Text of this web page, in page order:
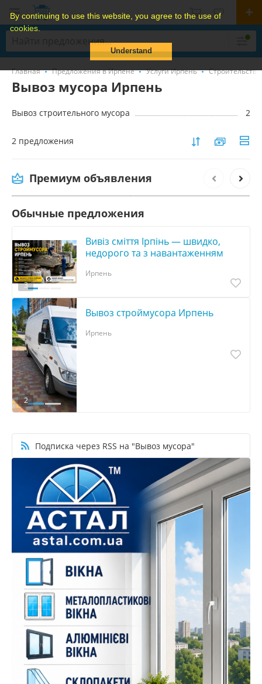
By continuing to use this website, you agree to the use of
cookies.
Understand
Главная Предложения в Ирпене Услуги Ирпень
Вывоз мусора Ирпень
Вывоз строительного мусора 2
2 предложения
Премиум объявления
Утилизация пианино, утилизация пианино
Обычные предложения
3
Вивіз сміття Ірпінь — швидко,
недорого та з навантаженням
Ирпень
2
Вывоз строймусора Ирпень
Ирпень
Подписка через RSS на "Вывоз мусора"